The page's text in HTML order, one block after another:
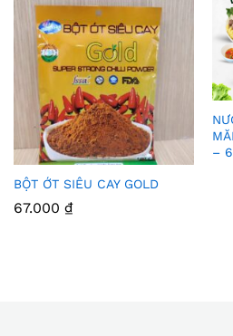
h
Thê
BỘT ỚT SIÊU CAY GOLD
67.000 ₫
–